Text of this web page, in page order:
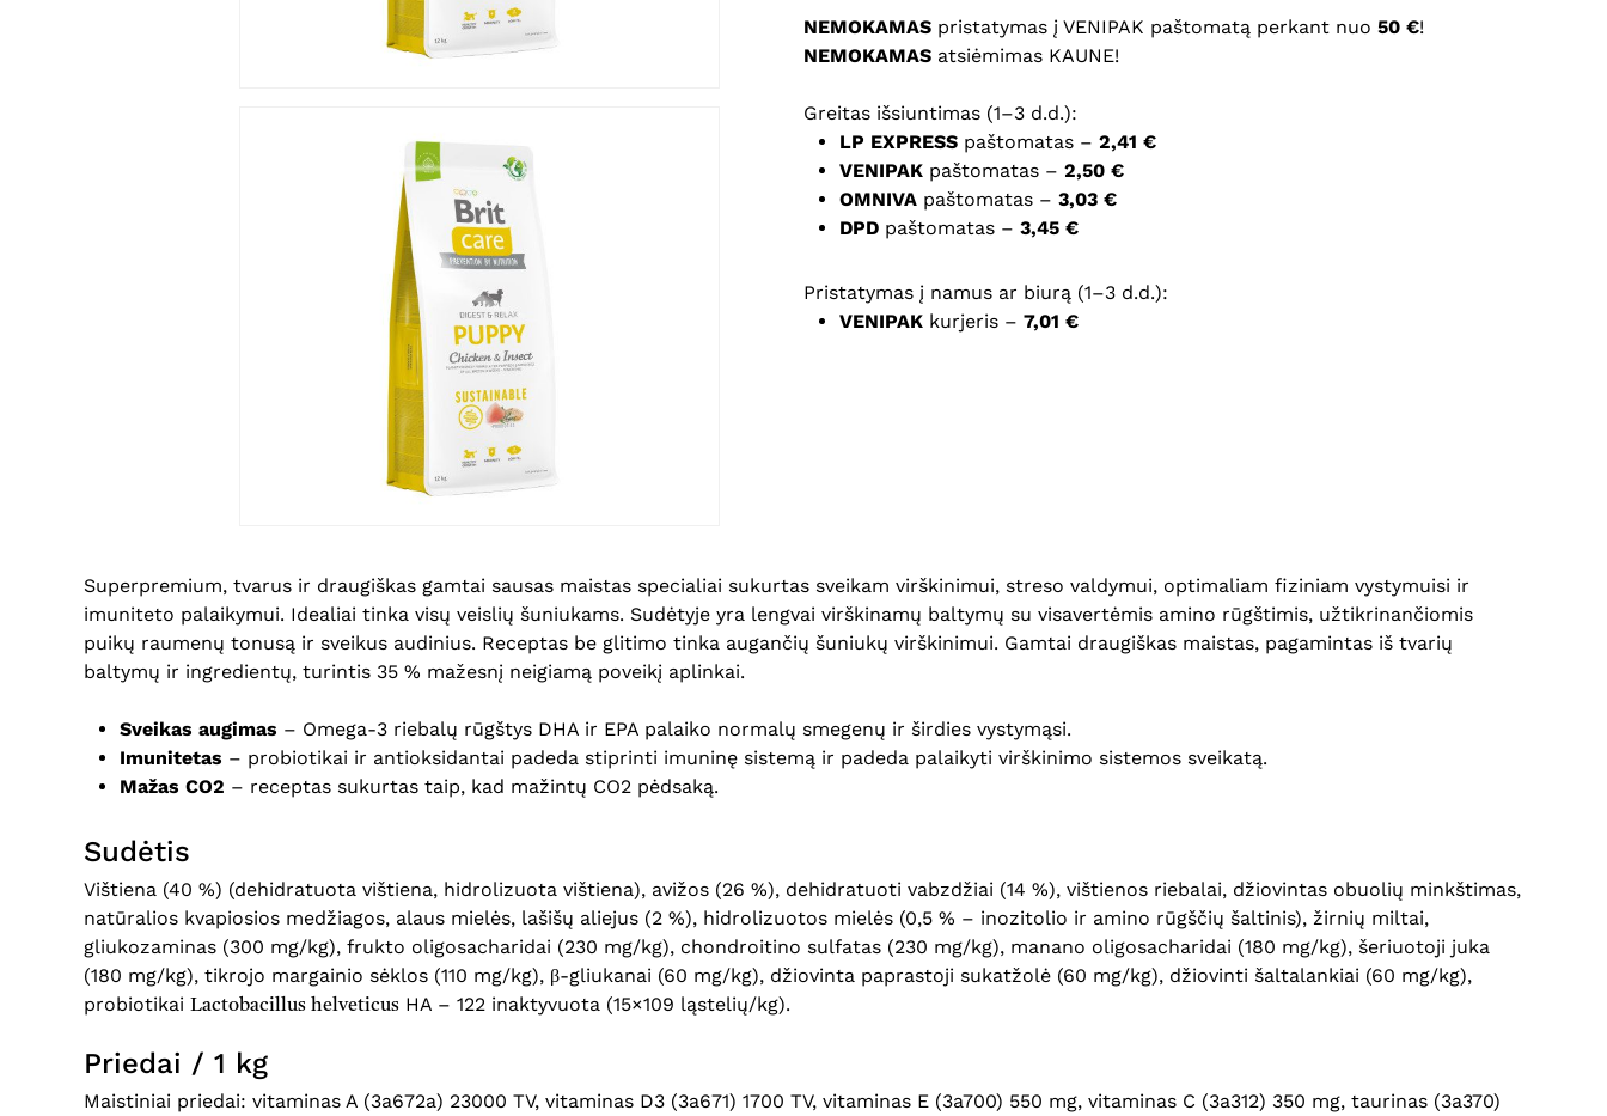
NEMOKAMAS pristatymas į VENIPAK paštomatą perkant nuo 50 €!
NEMOKAMAS atsiėmimas KAUNE!
Greitas išsiuntimas (1–3 d.d.):
LP EXPRESS paštomatas – 2,41 €
VENIPAK paštomatas – 2,50 €
OMNIVA paštomatas – 3,03 €
DPD paštomatas – 3,45 €
Pristatymas į namus ar biurą (1–3 d.d.):
VENIPAK kurjeris – 7,01 €
Superpremium, tvarus ir draugiškas gamtai sausas maistas specialiai sukurtas sveikam virškinimui, streso valdymui, optimaliam fiziniam vystymuisi ir
imuniteto palaikymui. Idealiai tinka visų veislių šuniukams. Sudėtyje yra lengvai virškinamų baltymų su visavertėmis amino rūgštimis, užtikrinančiomis
puikų raumenų tonusą ir sveikus audinius. Receptas be glitimo tinka augančių šuniukų virškinimui. Gamtai draugiškas maistas, pagamintas iš tvarių
baltymų ir ingredientų, turintis 35 % mažesnį neigiamą poveikį aplinkai.
Sveikas augimas – Omega-3 riebalų rūgštys DHA ir EPA palaiko normalų smegenų ir širdies vystymąsi.
Imunitetas – probiotikai ir antioksidantai padeda stiprinti imuninę sistemą ir padeda palaikyti virškinimo sistemos sveikatą.
Mažas CO2 – receptas sukurtas taip, kad mažintų CO2 pėdsaką.
Sudėtis
Vištiena (40 %) (dehidratuota vištiena, hidrolizuota vištiena), avižos (26 %), dehidratuoti vabzdžiai (14 %), vištienos riebalai, džiovintas obuolių minkštimas,
natūralios kvapiosios medžiagos, alaus mielės, lašišų aliejus (2 %), hidrolizuotos mielės (0,5 % – inozitolio ir amino rūgščių šaltinis), žirnių miltai,
gliukozaminas (300 mg/kg), frukto oligosacharidai (230 mg/kg), chondroitino sulfatas (230 mg/kg), manano oligosacharidai (180 mg/kg), šeriuotoji juka
(180 mg/kg), tikrojo margainio sėklos (110 mg/kg), β-gliukanai (60 mg/kg), džiovinta paprastoji sukatžolė (60 mg/kg), džiovinti šaltalankiai (60 mg/kg),
probiotikai Lactobacillus helveticus HA – 122 inaktyvuota (15×109 ląstelių/kg).
Priedai / 1 kg
Maistiniai priedai: vitaminas A (3a672a) 23000 TV, vitaminas D3 (3a671) 1700 TV, vitaminas E (3a700) 550 mg, vitaminas C (3a312) 350 mg, taurinas (3a370)
puslapį, kad jų nebereiktų įvesti iš naujo, kai kitą kartą vėl norėsiu parašyti
komentarą.